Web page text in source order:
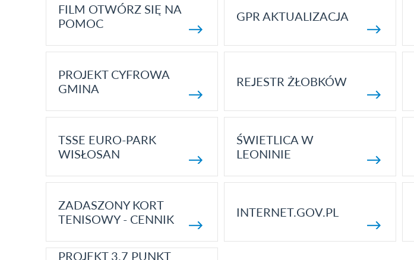
FILM OTWÓRZ SIĘ NA
POMOC
GPR AKTUALIZACJA
PROJEKT CYFROWA
GMINA
REJESTR ŻŁOBKÓW
TSSE EURO-PARK
WISŁOSAN
ŚWIETLICA W
LEONINIE
ZADASZONY KORT
TENISOWY - CENNIK
INTERNET.GOV.PL
PROJEKT 3.7 PUNKT